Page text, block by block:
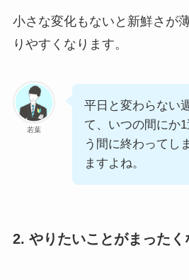
小さな変化もないと新鮮さが
りやすくなります。
若葉
平日と変わらない
て、いつの間にか
う間に終わってし
ますよね。
2. やりたいことがまったく